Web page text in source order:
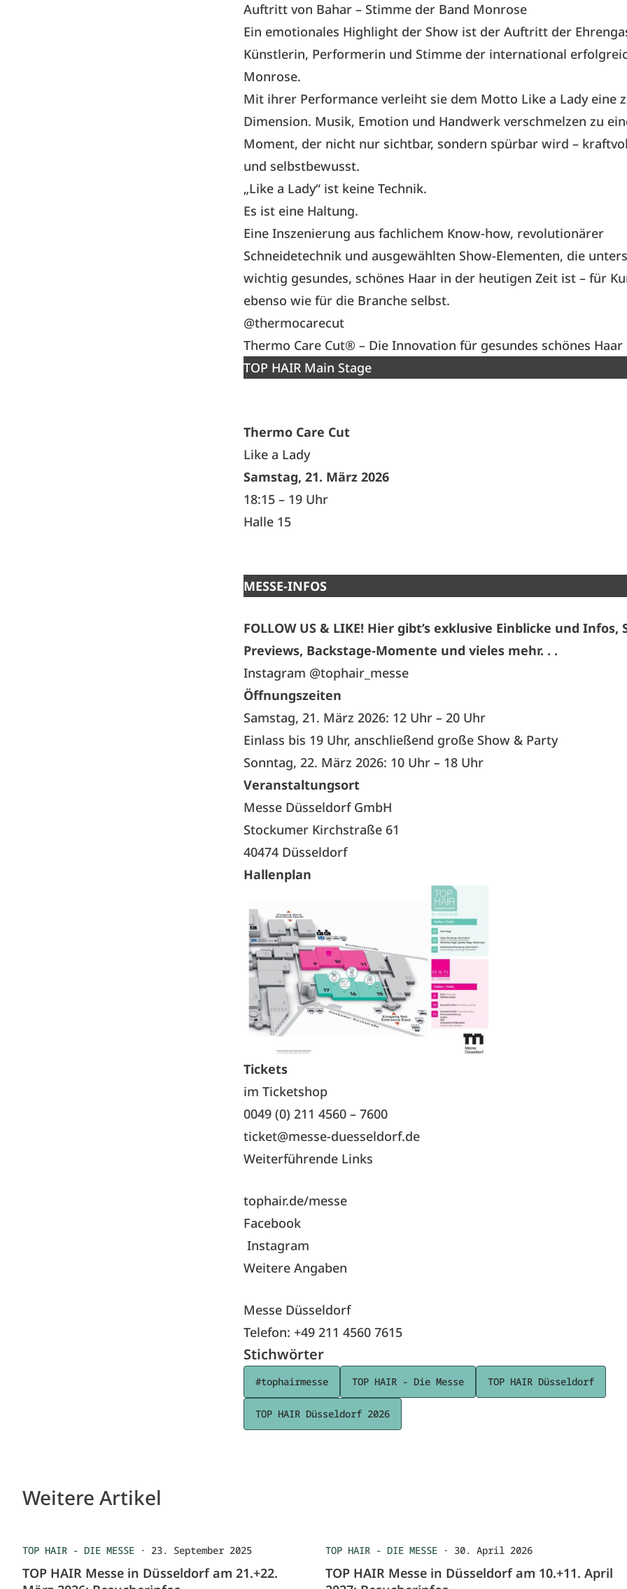
Auftritt von Bahar – Stimme der Band Monrose
Ein emotionales Highlight der Show ist der Auftritt der
Künstlerin, Performerin und Stimme der international
Monrose.
Mit ihrer Performance verleiht sie dem Motto Like a Lady eine
Dimension. Musik, Emotion und Handwerk verschmelzen zu
Moment, der nicht nur sichtbar, sondern spürbar wird –
und selbstbewusst.
„Like a Lady“ ist keine Technik.
Es ist eine Haltung.
Eine Inszenierung aus fachlichem Know-how, revolutionärer
Schneidetechnik und ausgewählten Show-Elementen, die
wichtig gesundes, schönes Haar in der heutigen Zeit ist – für
ebenso wie für die Branche selbst.
@thermocarecut
Thermo Care Cut® – Die Innovation für gesundes schönes Haar
TOP HAIR Main Stage
Thermo Care Cut
Like a Lady
Samstag, 21. März 2026
18:15 – 19 Uhr
Halle 15
MESSE-INFOS
FOLLOW US & LIKE! Hier gibt’s exklusive Einblicke und Infos,
Previews, Backstage-Momente und vieles mehr. . .
Instagram @tophair_messe
Öffnungszeiten
Samstag, 21. März 2026: 12 Uhr – 20 Uhr
Einlass bis 19 Uhr, anschließend große Show & Party
Sonntag, 22. März 2026: 10 Uhr – 18 Uhr
Veranstaltungsort
Messe Düsseldorf GmbH
Stockumer Kirchstraße 61
40474 Düsseldorf
Hallenplan
Tickets
im Ticketshop
0049 (0) 211 4560 – 7600
ticket@messe-duesseldorf.de
Weiterführende Links
tophair.de/messe
Facebook
Instagram
Weitere Angaben
Messe Düsseldorf
Telefon: +49 211 4560 7615
Stichwörter
#tophairmesse TOP HAIR - Die Messe TOP HAIR Düsseldorf
TOP HAIR Düsseldorf 2026
Weitere Artikel
TOP HAIR - DIE MESSE · 23. September 2025
TOP HAIR Messe in Düsseldorf am 21.+22.
TOP HAIR - DIE MESSE · 30. April 2026
TOP HAIR Messe in Düsseldorf am 10.+11. April